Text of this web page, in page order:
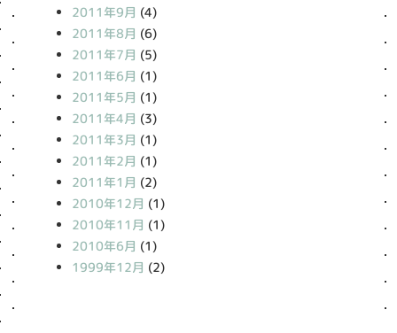
2011年9月 (4)
2011年8月 (6)
2011年7月 (5)
2011年6月 (1)
2011年5月 (1)
2011年4月 (3)
2011年3月 (1)
2011年2月 (1)
2011年1月 (2)
2010年12月 (1)
2010年11月 (1)
2010年6月 (1)
1999年12月 (2)